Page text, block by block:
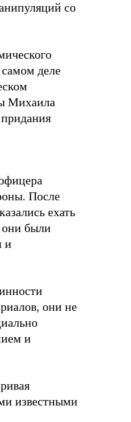
со
деле
Михаила
После
ехать
они были
и
они не
и
известными